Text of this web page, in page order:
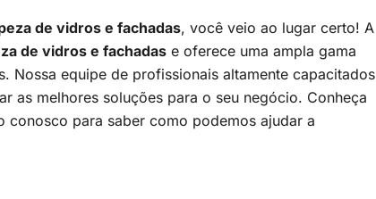
de vidros e fachadas, você veio ao lugar certo! A
de vidros e fachadas e oferece uma ampla gama
Nossa equipe de profissionais altamente capacitados
as melhores soluções para o seu negócio. Conheça
conosco para saber como podemos ajudar a